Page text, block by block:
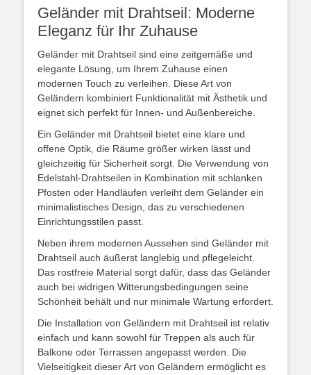
Geländer mit Drahtseil: Moderne
Eleganz für Ihr Zuhause
Geländer mit Drahtseil sind eine zeitgemäße und
elegante Lösung, um Ihrem Zuhause einen
modernen Touch zu verleihen. Diese Art von
Geländern kombiniert Funktionalität mit Ästhetik und
eignet sich perfekt für Innen- und Außenbereiche.
Ein Geländer mit Drahtseil bietet eine klare und
offene Optik, die Räume größer wirken lässt und
gleichzeitig für Sicherheit sorgt. Die Verwendung von
Edelstahl-Drahtseilen in Kombination mit schlanken
Pfosten oder Handläufen verleiht dem Geländer ein
minimalistisches Design, das zu verschiedenen
Einrichtungsstilen passt.
Neben ihrem modernen Aussehen sind Geländer mit
Drahtseil auch äußerst langlebig und pflegeleicht.
Das rostfreie Material sorgt dafür, dass das Geländer
auch bei widrigen Witterungsbedingungen seine
Schönheit behält und nur minimale Wartung erfordert.
Die Installation von Geländern mit Drahtseil ist relativ
einfach und kann sowohl für Treppen als auch für
Balkone oder Terrassen angepasst werden. Die
Vielseitigkeit dieser Art von Geländern ermöglicht es